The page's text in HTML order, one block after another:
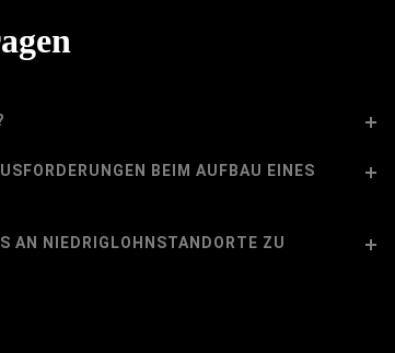
BEIM AUFBAU EINES S
AN NIEDRIGLOHNSTANDORTE ZU